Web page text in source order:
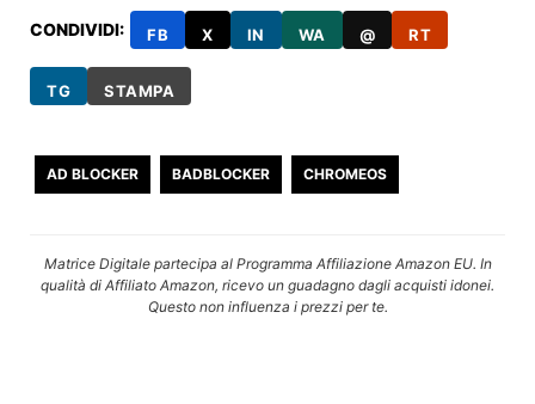
CONDIVIDI: FB X IN WA @ RT
TG STAMPA
AD BLOCKER BADBLOCKER CHROMEOS
Matrice Digitale partecipa al Programma Affiliazione Amazon EU. In
qualità di Affiliato Amazon, ricevo un guadagno dagli acquisti idonei.
Questo non influenza i prezzi per te.